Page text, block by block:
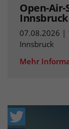
Open-
Innsbruck
07.08.2026 |
Innsbruck
Mehr